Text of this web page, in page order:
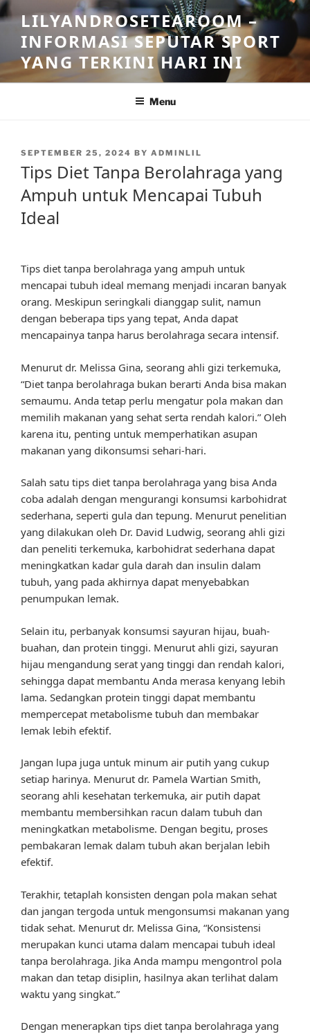
Skip
to
content
LILYANDROSETEAROOM –
INFORMASI SEPUTAR SPORT
YANG TERKINI HARI INI
Menu
POSTED
ON
SEPTEMBER 25, 2024 BY ADMINLIL
Tips Diet Tanpa Berolahraga yang
Ampuh untuk Mencapai Tubuh
Ideal
Tips diet tanpa berolahraga yang ampuh untuk
mencapai tubuh ideal memang menjadi incaran banyak
orang. Meskipun seringkali dianggap sulit, namun
dengan beberapa tips yang tepat, Anda dapat
mencapainya tanpa harus berolahraga secara intensif.
Menurut dr. Melissa Gina, seorang ahli gizi terkemuka,
“Diet tanpa berolahraga bukan berarti Anda bisa makan
semaumu. Anda tetap perlu mengatur pola makan dan
memilih makanan yang sehat serta rendah kalori.” Oleh
karena itu, penting untuk memperhatikan asupan
makanan yang dikonsumsi sehari-hari.
Salah satu tips diet tanpa berolahraga yang bisa Anda
coba adalah dengan mengurangi konsumsi karbohidrat
sederhana, seperti gula dan tepung. Menurut penelitian
yang dilakukan oleh Dr. David Ludwig, seorang ahli gizi
dan peneliti terkemuka, karbohidrat sederhana dapat
meningkatkan kadar gula darah dan insulin dalam
tubuh, yang pada akhirnya dapat menyebabkan
penumpukan lemak.
Selain itu, perbanyak konsumsi sayuran hijau, buah-
buahan, dan protein tinggi. Menurut ahli gizi, sayuran
hijau mengandung serat yang tinggi dan rendah kalori,
sehingga dapat membantu Anda merasa kenyang lebih
lama. Sedangkan protein tinggi dapat membantu
mempercepat metabolisme tubuh dan membakar
lemak lebih efektif.
Jangan lupa juga untuk minum air putih yang cukup
setiap harinya. Menurut dr. Pamela Wartian Smith,
seorang ahli kesehatan terkemuka, air putih dapat
membantu membersihkan racun dalam tubuh dan
meningkatkan metabolisme. Dengan begitu, proses
pembakaran lemak dalam tubuh akan berjalan lebih
efektif.
Terakhir, tetaplah konsisten dengan pola makan sehat
dan jangan tergoda untuk mengonsumsi makanan yang
tidak sehat. Menurut dr. Melissa Gina, “Konsistensi
merupakan kunci utama dalam mencapai tubuh ideal
tanpa berolahraga. Jika Anda mampu mengontrol pola
makan dan tetap disiplin, hasilnya akan terlihat dalam
waktu yang singkat.”
Dengan menerapkan tips diet tanpa berolahraga yang